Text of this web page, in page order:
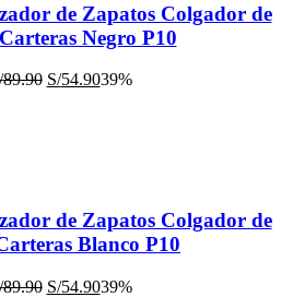
de Zapatos Colgador de
Negro P10
89.90 S/54.9039%
de Zapatos Colgador de
Blanco P10
89.90 S/54.9039%